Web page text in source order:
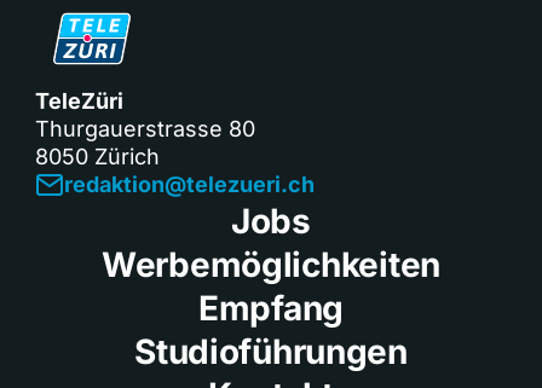
TeleZüri
Thurgauerstrasse 80
8050 Zürich
redaktion@telezueri.ch
Jobs
Werbemöglichkeiten
Empfang
Studioführungen